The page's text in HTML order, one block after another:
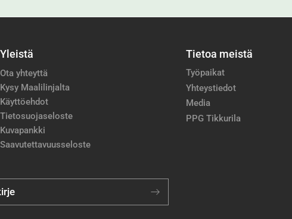
Yleistä
Ota yhteyttä
Kysy Maalilinjalta
Käyttöehdot
Tietosuojaseloste
Kuvapankki
Saavutettavuusseloste
Tietoa meistä
Työpaikat
Yhteystiedot
Media
PPG Tikkurila